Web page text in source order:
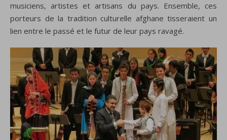
musiciens, artistes et artisans du pays. Ensemble, ces
porteurs de la tradition culturelle afghane tisseraient un
lien entre le passé et le futur de leur pays ravagé.